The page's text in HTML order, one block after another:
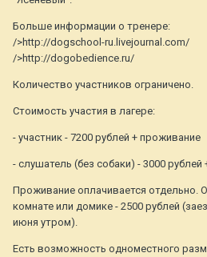
Больше информации о тренере:
/>http://dogschool-ru.livejournal.com/
/>http://dogobedience.ru/
Количество участников ограничено.
Стоимость участия в лагере:
- участник - 7200 рублей + проживание
- слушатель (без собаки) - 3000 рублей
Проживание оплачивается отдельно.
комнате или домике - 2500 рублей
июня утром).
Есть возможность одноместного